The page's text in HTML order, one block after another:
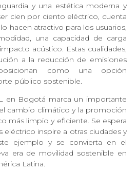
y una estética moderna y
cien por ciento eléctrico, cuenta
hacen atractivo para los usuarios,
una capacidad de carga
acústico. Estas cualidades,
a la reducción de emisiones
como una opción
público sostenible.
en Bogotá marca un importante
cambio climático y la promoción
más limpio y eficiente. Se espera
eléctrico inspire a otras ciudades y
ejemplo y se convierta en el
era de movilidad sostenible en
Latina.